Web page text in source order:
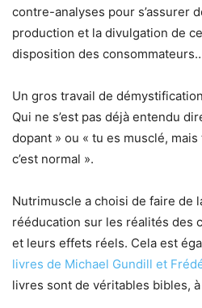
contre-analyses pour s’assurer
production et la divulgation de
disposition des
Un gros travail de
Qui ne s’est pas déjà entendu
dopant » ou « tu es musclé,
c’est normal ».
Nutrimuscle a choisi de faire de
rééducation sur les réalités des
et leurs effets réels. Cela est
livres de Michael Gundill et
livres sont de véritables bibles,